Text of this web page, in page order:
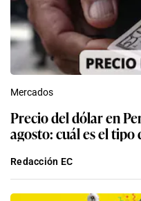
Mercados
Precio del dólar en
agosto: cuál es el
Redacción EC